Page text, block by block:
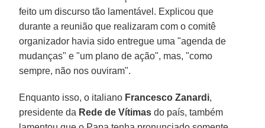
feito um discurso tão lamentável. Explicou que
durante a reunião que realizaram com o comitê
organizador havia sido entregue uma "agenda de
mudanças" e "um plano de ação", mas, "como
sempre, não nos ouviram".
Enquanto isso, o italiano Francesco Zanardi,
presidente da Rede de Vítimas do país, também